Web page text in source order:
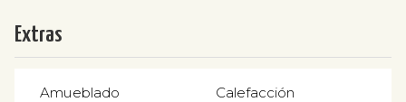
Extras
Amueblado Calefacción